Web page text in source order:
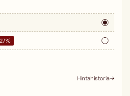
%
Hintahistoria